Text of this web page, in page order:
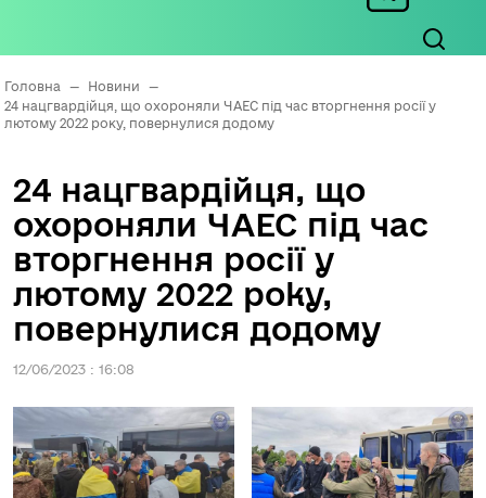
Головна — Новини
—
24 нацгвардійця, що охороняли ЧАЕС під час вторгнення росії у
лютому 2022 року, повернулися додому
24 нацгвардійця, що
охороняли ЧАЕС під час
вторгнення росії у
лютому 2022 року,
повернулися додому
12/06/2023 : 16:08